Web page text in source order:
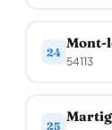
24
Mont-
54113
25